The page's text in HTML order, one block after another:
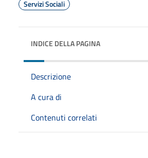
Servizi Sociali
INDICE DELLA PAGINA
Descrizione
A cura di
Contenuti correlati